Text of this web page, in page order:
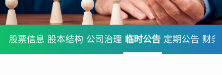
股票信息 股本结构 公司治理 临时公告 定期公告 财